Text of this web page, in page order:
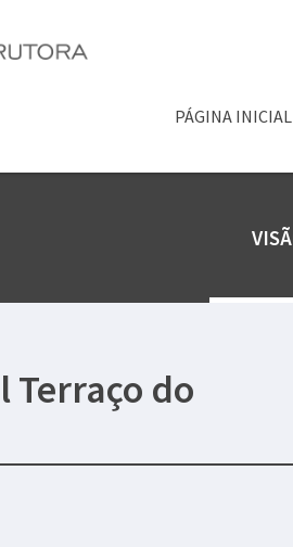
PÁGINA INICIAL
Terraço do